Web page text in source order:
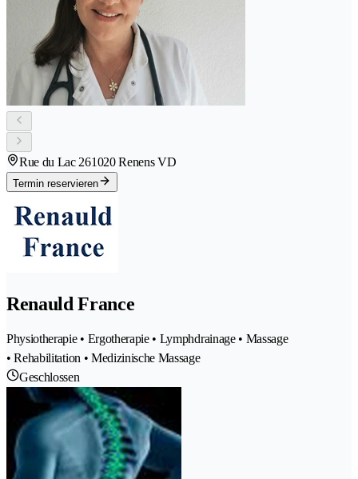
Rue du Lac 261020 Renens VD
Termin reservieren
Renauld France
Physiotherapie • Ergotherapie • Lymphdrainage • Massage
• Rehabilitation • Medizinische Massage
Geschlossen